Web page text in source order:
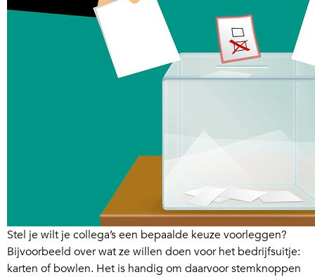
Stel je wilt je collega’s een bepaalde keuze voorleggen?
Bijvoorbeeld over wat ze willen doen voor het bedrijfsuitje:
karten of bowlen. Het is handig om daarvoor stemknoppen